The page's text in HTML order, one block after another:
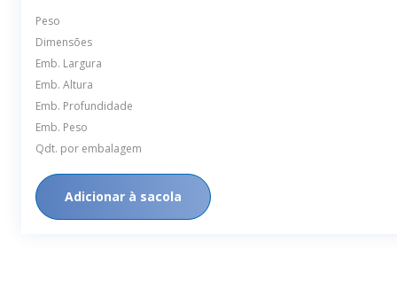
Peso
Dimensões
Emb. Largura
Emb. Altura
Emb. Profundidade
Emb. Peso
Qdt. por embalagem
Adicionar à sacola